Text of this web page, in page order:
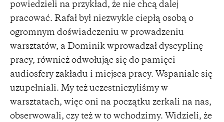
powiedzieli na przykład, że nie chcą dalej
pracować. Rafał był niezwykle ciepłą osobą o
ogromnym doświadczeniu w prowadzeniu
warsztatów, a Dominik wprowadzał dyscyplinę
pracy, również odwołując się do pamięci
audiosfery zakładu i miejsca pracy. Wspaniale się
uzupełniali. My też uczestniczyliśmy w
warsztatach, więc oni na początku zerkali na nas,
obserwowali, czy też w to wchodzimy. Widzieli, że